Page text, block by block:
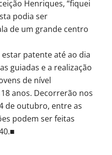
Henriques, “fiquei
podia ser
de um grande centro
patente até ao dia
guiadas e a realização
de nível
anos. Decorrerão nos
de outubro, entre as
podem ser feitas